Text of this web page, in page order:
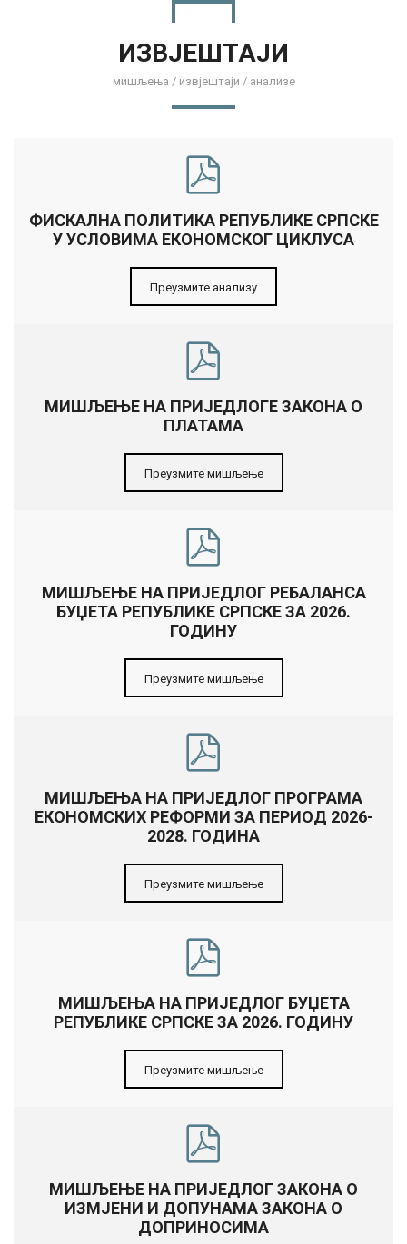
ИЗВЈЕШТАЈИ
мишљења / извјештаји / анализе
ФИСКАЛНА ПОЛИТИКА РЕПУБЛИКЕ СРПСКЕ
У УСЛОВИМА ЕКОНОМСКОГ ЦИКЛУСА
Преузмите анализу
МИШЉЕЊЕ НА ПРИЈЕДЛОГЕ ЗАКОНА О
ПЛАТАМА
Преузмите мишљење
MИШЉЕЊЕ НА ПРИЈЕДЛОГ РЕБАЛАНСА
БУЏЕТА РЕПУБЛИКЕ СРПСКЕ ЗА 2026.
ГОДИНУ
Преузмите мишљење
МИШЉЕЊА НА ПРИЈЕДЛОГ ПРОГРАМА
ЕКОНОМСКИХ РЕФОРМИ ЗА ПЕРИОД 2026-
2028. ГОДИНА
Преузмите мишљење
МИШЉЕЊА НА ПРИЈЕДЛОГ БУЏЕТА
РЕПУБЛИКЕ СРПСКЕ ЗА 2026. ГОДИНУ
Преузмите мишљење
МИШЉЕЊЕ НА ПРИЈЕДЛОГ ЗАКОНА О
ИЗМЈЕНИ И ДОПУНАМА ЗАКОНА О
ДОПРИНОСИМА